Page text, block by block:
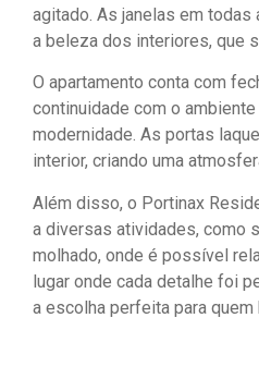
agitado. As janelas em todas
a beleza dos interiores, que
O apartamento conta com
continuidade com o
modernidade. As portas
interior, criando uma
Além disso, o Portinax
a diversas atividades, como
molhado, onde é possível
lugar onde cada detalhe foi
a escolha perfeita para